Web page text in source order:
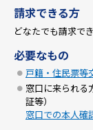
請求できる方
どなたでも請求でき
必要なもの
戸籍・住民票等
窓口に来られる
証等）
窓口での本人確